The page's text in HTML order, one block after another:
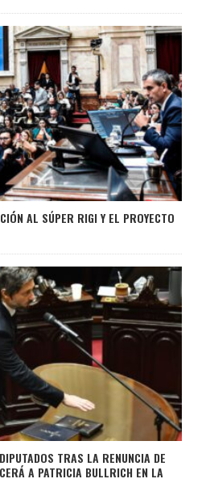
AL SÚPER RIGI Y EL PROYECTO
TRAS LA RENUNCIA DE
A PATRICIA BULLRICH EN LA